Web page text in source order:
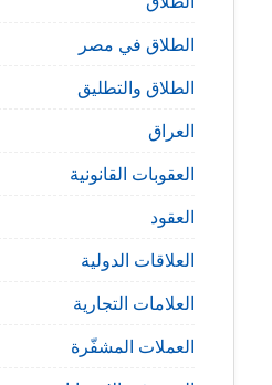
الطلاق في مصر
الطلاق والتطليق
العراق
العقوبات القانونية
العقود
العلاقات الدولية
العلامات التجارية
العملات المشفّرة